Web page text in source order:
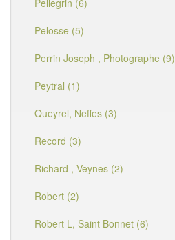
Pellegrin (6)
Pelosse (5)
Perrin Joseph , Photographe (9)
Peytral (1)
Queyrel, Neffes (3)
Record (3)
Richard , Veynes (2)
Robert (2)
Robert L, Saint Bonnet (6)